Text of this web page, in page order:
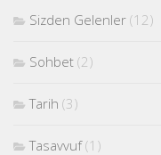
Sizden Gelenler (12)
Sohbet (2)
Tarih (3)
Tasavvuf(1)